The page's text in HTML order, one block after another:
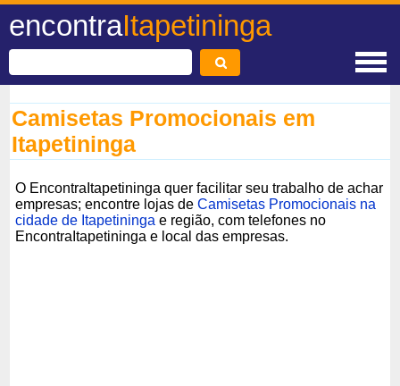
encontraItapetininga
Camisetas Promocionais em
Itapetininga
O EncontraItapetininga quer facilitar seu trabalho de achar
empresas; encontre lojas deCamisetas Promocionais na
cidade de Itapetininga e região, com telefones no
EncontraItapetininga e local das empresas.